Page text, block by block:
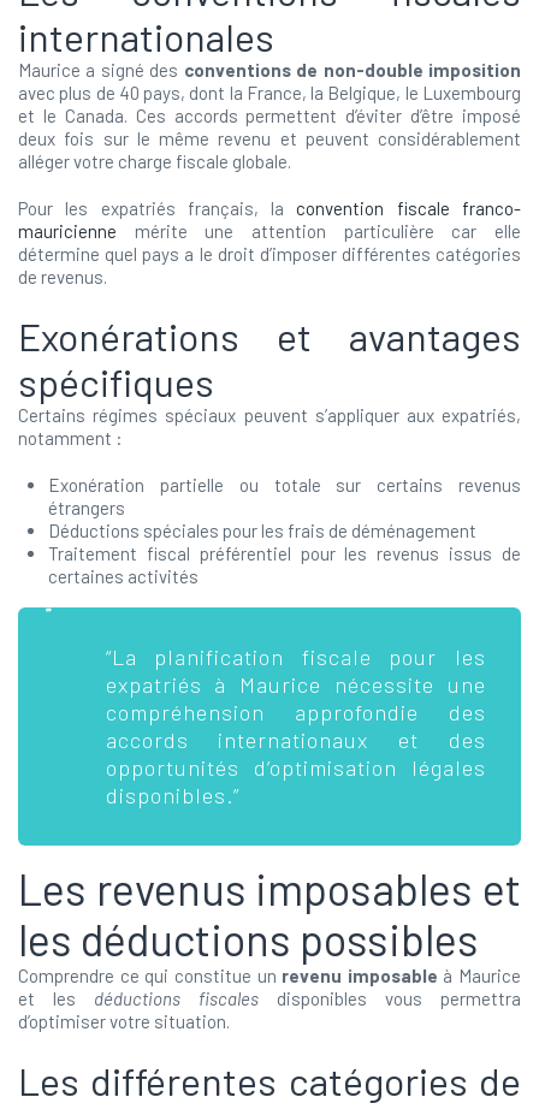
internationales
Maurice a signé des conventions de non-double imposition
avec plus de 40 pays, dont la France, la Belgique, le Luxembourg
et le Canada. Ces accords permettent d’éviter d’être imposé
deux fois sur le même revenu et peuvent considérablement
alléger votre charge fiscale globale.
Pour les expatriés français, la convention fiscale franco-
mauricienne mérite une attention particulière car elle
détermine quel pays a le droit d’imposer différentes catégories
de revenus.
Exonérations et avantages
spécifiques
Certains régimes spéciaux peuvent s’appliquer aux expatriés,
notamment :
Exonération partielle ou totale sur certains revenus
étrangers
Déductions spéciales pour les frais de déménagement
Traitement fiscal préférentiel pour les revenus issus de
certaines activités
“La planification fiscale pour les
expatriés à Maurice nécessite une
compréhension approfondie des
accords internationaux et des
opportunités d’optimisation légales
disponibles.”
Les revenus imposables et
les déductions possibles
Comprendre ce qui constitue un revenu imposable à Maurice
et les déductions fiscales disponibles vous permettra
d’optimiser votre situation.
Les différentes catégories de